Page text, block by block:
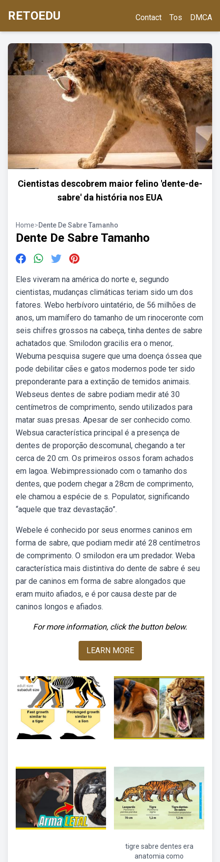
RETOEDU Contact Tos DMCA
Cientistas descobrem maior felino 'dente-de-
sabre' da história nos EUA
Home>Dente De Sabre Tamanho
Dente De Sabre Tamanho
Eles viveram na américa do norte e, segundo
cientistas, mudanças climáticas teriam sido um dos
fatores. Webo herbívoro uintatério, de 56 milhões de
anos, um mamífero do tamanho de um rinoceronte com
seis chifres grossos na cabeça, tinha dentes de sabre
achatados que. Smilodon gracilis era o menor,.
Webuma pesquisa sugere que uma doença óssea que
pode debilitar cães e gatos modernos pode ter sido
preponderante para a extinção de temidos animais.
Webseus dentes de sabre podiam medir até 30
centímetros de comprimento, sendo utilizados para
matar suas presas. Apesar de ser conhecido como.
Websua característica principal é a presença de
dentes de proporção descomunal, chegando a ter
cerca de 20 cm. Os primeiros ossos foram achados
em lagoa. Webimpressionado com o tamanho dos
dentes, que podem chegar a 28cm de comprimento,
ele chamou a espécie de s. Populator, significando
“aquele que traz devastação”.
Webele é conhecido por seus enormes caninos em
forma de sabre, que podiam medir até 28 centímetros
de comprimento. O smilodon era um predador. Weba
característica mais distintiva do dente de sabre é seu
par de caninos em forma de sabre alongados que
eram muito afiados, e é por causa deste par de
caninos longos e afiados.
For more information, click the button below.
LEARN MORE
tigre sabre dentes era
anatomia como